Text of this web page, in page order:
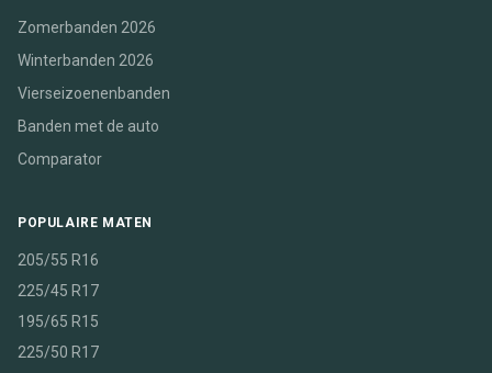
Zomerbanden 2026
Winterbanden 2026
Vierseizoenenbanden
Banden met de auto
Comparator
POPULAIRE MATEN
205/55 R16
225/45 R17
195/65 R15
225/50 R17